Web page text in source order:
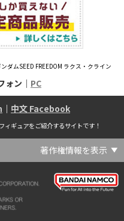
ダムSEED FREEDOM ラクス・クライン
ン｜ PC
｜ 中文 Facebook
ィギュアをご紹介するサイトです！
著作権情報を表示